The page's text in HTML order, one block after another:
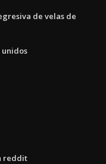
de velas de
reddit